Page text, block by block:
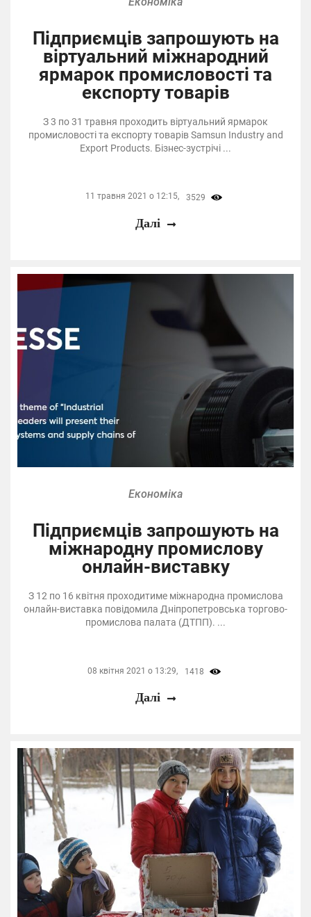
Підприємців запрошують на
віртуальний міжнародний
ярмарок промисловості та
експорту товарів
З 3 по 31 травня проходить віртуальний ярмарок
промисловості та експорту товарів Samsun Industry and
Export Products. Бізнес-зустрічі ...
11 травня 2021 о 12:15, 3529
Далі
Економіка
Підприємців запрошують на
міжнародну промислову
онлайн-виставку
З 12 по 16 квітня проходитиме міжнародна промислова
онлайн-виставка повідомила Дніпропетровська торгово-
промислова палата (ДТПП). ...
08 квітня 2021 о 13:29, 1418
Далі